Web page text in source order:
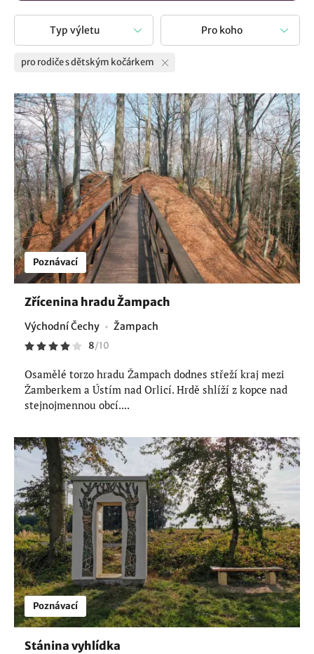
Typ výletu Pro koho
pro rodiče s dětským kočárkem
Poznávací
Zřícenina hradu Žampach
Východní Čechy Žampach
8/10
Osamělé torzo hradu Žampach dodnes střeží kraj mezi
Žamberkem a Ústím nad Orlicí. Hrdě shlíží z kopce nad
stejnojmennou obcí....
Poznávací
Stánina vyhlídka